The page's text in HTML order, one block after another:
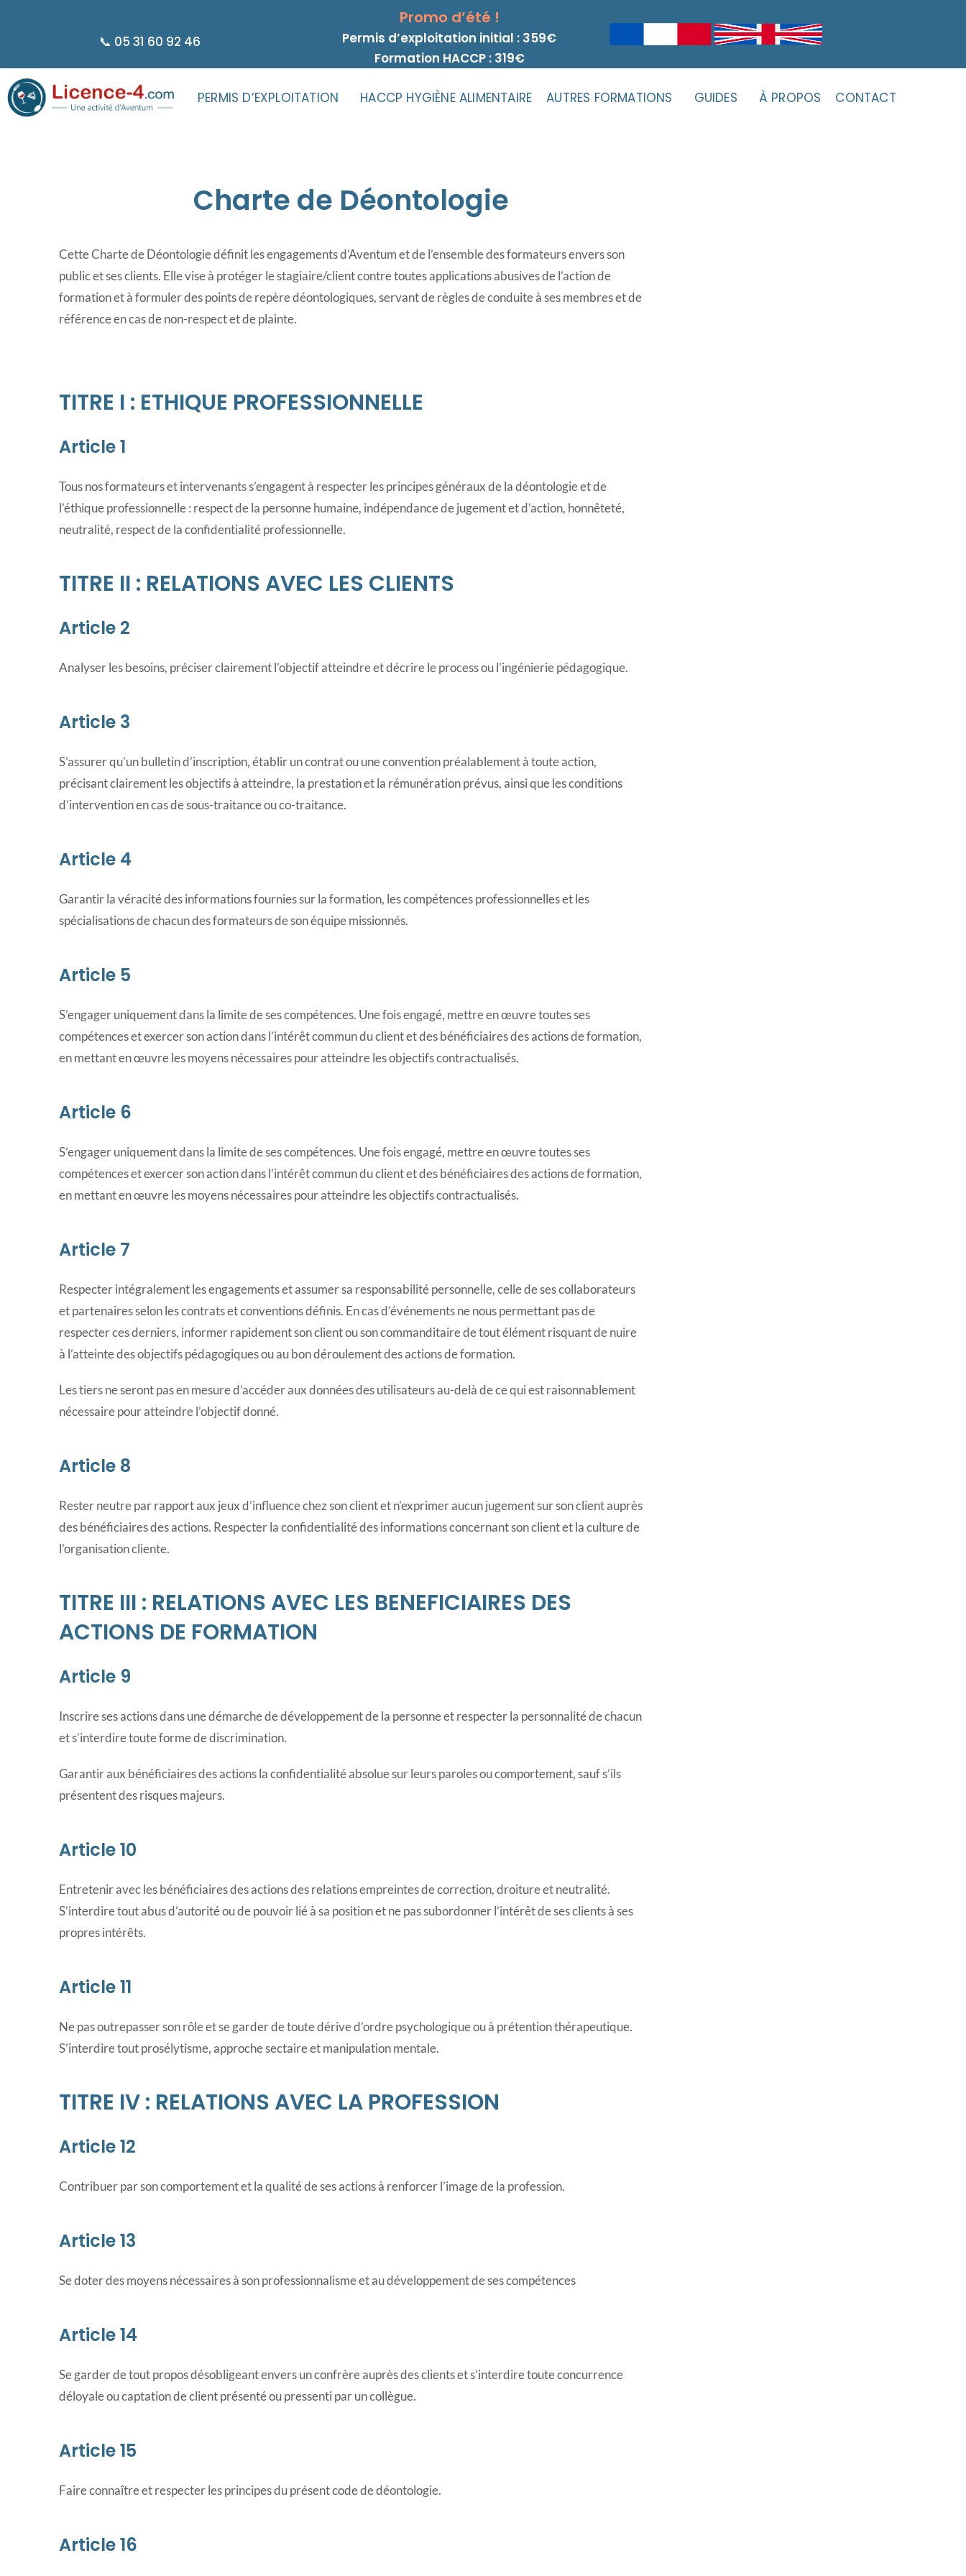
📞 05 31 60 92 46
Promo d’été !
Permis d’exploitation initial : 359€
Formation HACCP : 319€
PERMIS D’EXPLOITATION HACCP HYGIÈNE ALIMENTAIRE AUTRES FORMATIONS GUIDES À PROPOS CONTACT
Charte de Déontologie
Cette Charte de Déontologie définit les engagements d’Aventum et de l’ensemble des formateurs envers son
public et ses clients. Elle vise à protéger le stagiaire/client contre toutes applications abusives de l’action de
formation et à formuler des points de repère déontologiques, servant de règles de conduite à ses membres et de
référence en cas de non-respect et de plainte.
TITRE I : ETHIQUE PROFESSIONNELLE
Article 1
Tous nos formateurs et intervenants s’engagent à respecter les principes généraux de la déontologie et de
l’éthique professionnelle : respect de la personne humaine, indépendance de jugement et d’action, honnêteté,
neutralité, respect de la confidentialité professionnelle.
TITRE II : RELATIONS AVEC LES CLIENTS
Article 2
Analyser les besoins, préciser clairement l’objectif atteindre et décrire le process ou l’ingénierie pédagogique.
Article 3
S’assurer qu’un bulletin d’inscription, établir un contrat ou une convention préalablement à toute action,
précisant clairement les objectifs à atteindre, la prestation et la rémunération prévus, ainsi que les conditions
d’intervention en cas de sous-traitance ou co-traitance.
Article 4
Garantir la véracité des informations fournies sur la formation, les compétences professionnelles et les
spécialisations de chacun des formateurs de son équipe missionnés.
Article 5
S’engager uniquement dans la limite de ses compétences. Une fois engagé, mettre en œuvre toutes ses
compétences et exercer son action dans l’intérêt commun du client et des bénéficiaires des actions de formation,
en mettant en œuvre les moyens nécessaires pour atteindre les objectifs contractualisés.
Article 6
S’engager uniquement dans la limite de ses compétences. Une fois engagé, mettre en œuvre toutes ses
compétences et exercer son action dans l’intérêt commun du client et des bénéficiaires des actions de formation,
en mettant en œuvre les moyens nécessaires pour atteindre les objectifs contractualisés.
Article 7
Respecter intégralement les engagements et assumer sa responsabilité personnelle, celle de ses collaborateurs
et partenaires selon les contrats et conventions définis. En cas d’événements ne nous permettant pas de
respecter ces derniers, informer rapidement son client ou son commanditaire de tout élément risquant de nuire
à l’atteinte des objectifs pédagogiques ou au bon déroulement des actions de formation.
Les tiers ne seront pas en mesure d’accéder aux données des utilisateurs au-delà de ce qui est raisonnablement
nécessaire pour atteindre l’objectif donné.
Article 8
Rester neutre par rapport aux jeux d’influence chez son client et n’exprimer aucun jugement sur son client auprès
des bénéficiaires des actions. Respecter la confidentialité des informations concernant son client et la culture de
l’organisation cliente.
TITRE III : RELATIONS AVEC LES BENEFICIAIRES DES
ACTIONS DE FORMATION
Article 9
Inscrire ses actions dans une démarche de développement de la personne et respecter la personnalité de chacun
et s’interdire toute forme de discrimination.
Garantir aux bénéficiaires des actions la confidentialité absolue sur leurs paroles ou comportement, sauf s’ils
présentent des risques majeurs.
Article 10
Entretenir avec les bénéficiaires des actions des relations empreintes de correction, droiture et neutralité.
S’interdire tout abus d’autorité ou de pouvoir lié à sa position et ne pas subordonner l’intérêt de ses clients à ses
propres intérêts.
Article 11
Ne pas outrepasser son rôle et se garder de toute dérive d’ordre psychologique ou à prétention thérapeutique.
S’interdire tout prosélytisme, approche sectaire et manipulation mentale.
TITRE IV : RELATIONS AVEC LA PROFESSION
Article 12
Contribuer par son comportement et la qualité de ses actions à renforcer l’image de la profession.
Article 13
Se doter des moyens nécessaires à son professionnalisme et au développement de ses compétences
Article 14
Se garder de tout propos désobligeant envers un confrère auprès des clients et s’interdire toute concurrence
déloyale ou captation de client présenté ou pressenti par un collègue.
Article 15
Faire connaître et respecter les principes du présent code de déontologie.
Article 16